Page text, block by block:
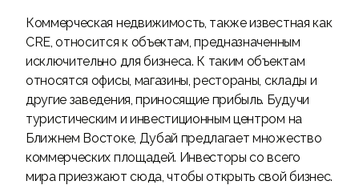
Коммерческая недвижимость, также известная как
CRE, относится к объектам, предназначенным
исключительно для бизнеса. К таким объектам
относятся офисы, магазины, рестораны, склады и
другие заведения, приносящие прибыль. Будучи
туристическим и инвестиционным центром на
Ближнем Востоке, Дубай предлагает множество
коммерческих площадей. Инвесторы со всего
мира приезжают сюда, чтобы открыть свой бизнес.